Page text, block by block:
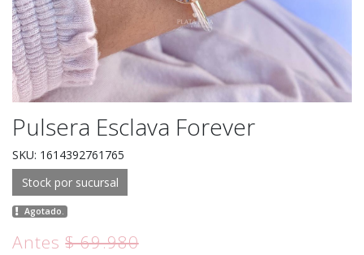
Pulsera Esclava Forever
SKU: 1614392761765
Stock por sucursal
Agotado.
Antes$ 69.980